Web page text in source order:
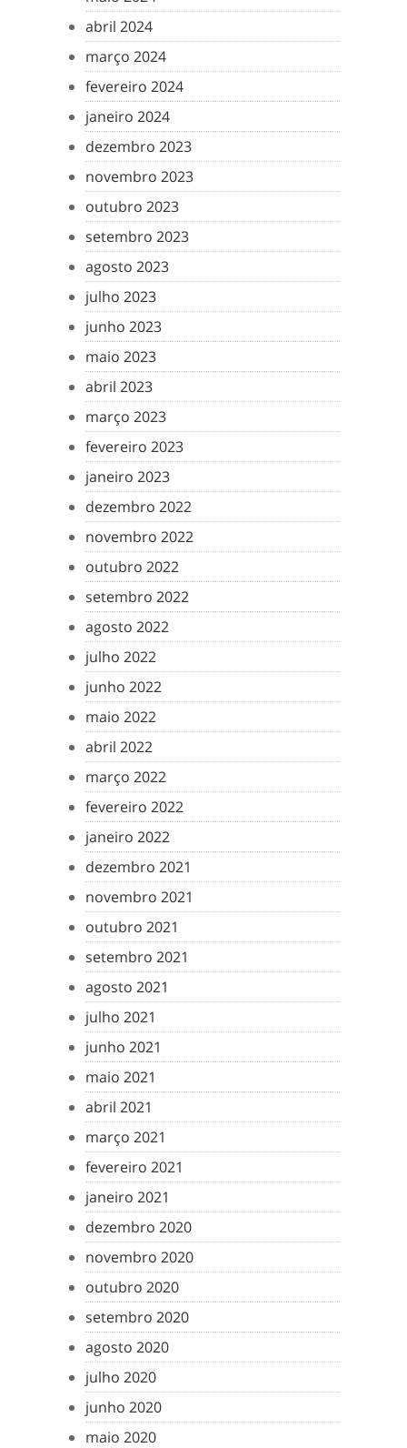
abril 2024
março 2024
fevereiro 2024
janeiro 2024
dezembro 2023
novembro 2023
outubro 2023
setembro 2023
agosto 2023
julho 2023
junho 2023
maio 2023
abril 2023
março 2023
fevereiro 2023
janeiro 2023
dezembro 2022
novembro 2022
outubro 2022
setembro 2022
agosto 2022
julho 2022
junho 2022
maio 2022
abril 2022
março 2022
fevereiro 2022
janeiro 2022
dezembro 2021
novembro 2021
outubro 2021
setembro 2021
agosto 2021
julho 2021
junho 2021
maio 2021
abril 2021
março 2021
fevereiro 2021
janeiro 2021
dezembro 2020
novembro 2020
outubro 2020
setembro 2020
agosto 2020
julho 2020
junho 2020
maio 2020